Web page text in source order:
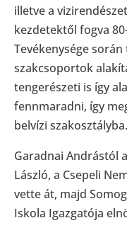
illetve a
kezdetektől fogva
Tevékenysége
szakcsoportok
tengerészeti is így
fennmaradni, így
belvízi szakosztályba.
Garadnai Andrástól
László, a Csepeli
vette át, majd
Iskola Igazgatója